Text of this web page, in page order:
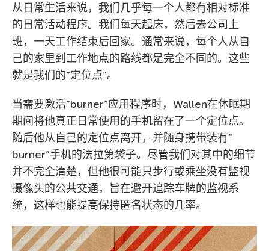
从日常生活来说，我们几乎每一个人都有相对标准
的日常活动程序。我们每天起床，然后去公司上
班，一天工作结束后回家。通常来说，每个人从自
己的家里到工作地点的路线都是完全不同的。这些
就是我们的”定位点”。
当需要激活”burner”应用程序时，Wallen在休眠期
期间将他真正日常使用的手机留在了一个定位点。
随后他从自己的定位点离开，并随身携带装有”
burner”手机的法拉第袋子。尽管我们对其中的细节
并不完全清楚，但他很可能只步行或乘坐没有监视
摄像头的公共交通，旨在避开追踪车牌的监视系
统，这样也能提高保持匿名状态的几率。